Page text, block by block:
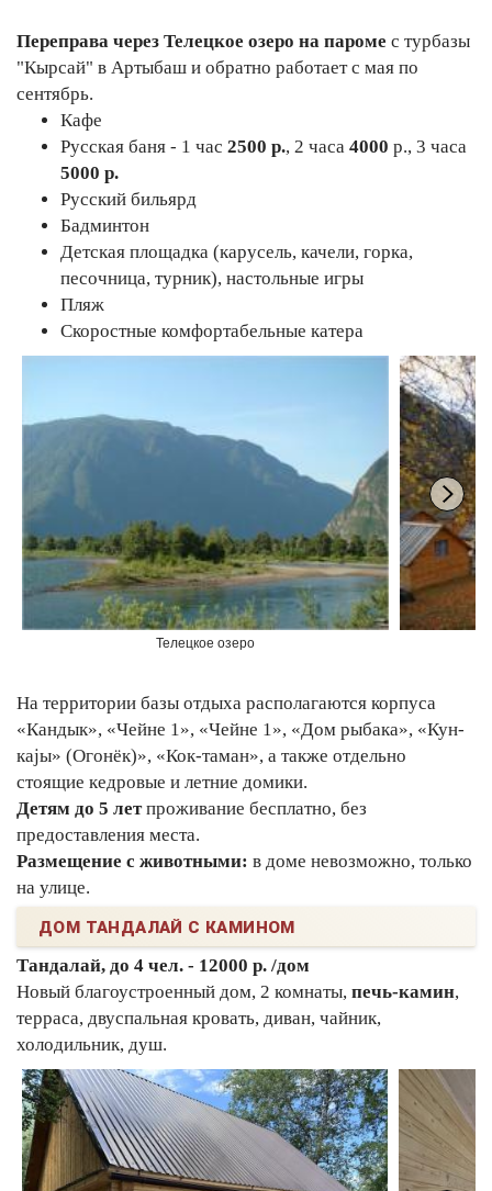
Переправа через Телецкое озеро на пароме с турбазы
"Кырсай" в Артыбаш и обратно работает с мая по
сентябрь.
Кафе
Русская баня - 1 час 2500 р., 2 часа 4000 р., 3 часа
5000 р.
Русский бильярд
Бадминтон
Детская площадка (карусель, качели, горка,
песочница, турник), настольные игры
Пляж
Скоростные комфортабельные катера
Телецкое озеро
На территории базы отдыха располагаются корпуса
«Кандык», «Чейне 1», «Чейне 1», «Дом рыбака», «Кун-
каjы» (Огонёк)», «Кок-таман», а также отдельно
стоящие кедровые и летние домики.
Детям до 5 летпроживание бесплатно, без
предоставления места.
Размещение с животными: в доме невозможно, только
на улице.
ДОМ ТАНДАЛАЙ С КАМИНОМ
Тандалай, до 4 чел. - 12000 р. /дом
Новый благоустроенный дом, 2 комнаты, печь-камин,
терраса, двуспальная кровать, диван, чайник,
холодильник, душ.